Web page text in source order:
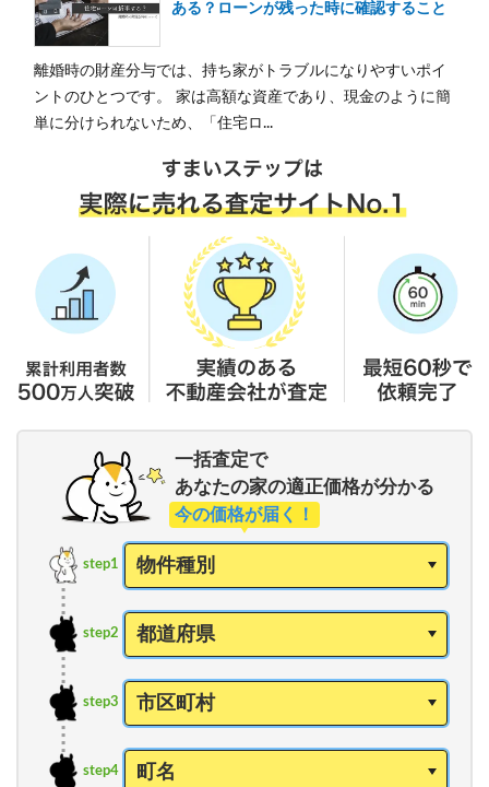
ある？ローンが残った時に確認すること
離婚時の財産分与では、持ち家がトラブルになりやすいポイ
ントのひとつです。 家は高額な資産であり、現金のように簡
単に分けられないため、「住宅ロ...
一括査定で
あなたの家の適正価格が分かる
今の価格が届く！
step1
step2
step3
step4